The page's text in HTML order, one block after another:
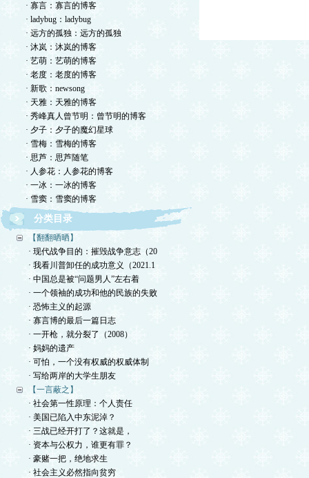
· 寡言：寡言的博客
· ladybug：ladybug
· 远方的孤独：远方的孤独
· 沐岚：沐岚的博客
· 艺萌：艺萌的博客
· 老度：老度的博客
· 新歌：newsong
· 天雅：天雅的博客
· 秀峰真人曾节明：曾节明的博客
· 夕子：夕子的魔幻星球
· 雪梅：雪梅的博客
· 思芦：思芦随笔
· 人参花：人参花的博客
· 一冰：一冰的博客
· 雪窦：雪窦的博客
分类目录
【翻翻晒晒】
· 现代战争目的：摧毁战争意志（20
· 我看川普卸任的成功意义（2021.1
· 中国总是被“问题男人”左右着
· 一个领袖的成功和他的民族的失败
· 恐怖主义的起源
· 寡言博的最后一篇日志
· 一开枪，就分裂了（2008）
· 妈妈的遗产
· 可怕，一个没有权威的权威体制
· 写给两岸的大学生朋友
【一言蔽之】
· 社会第一性原理：个人责任
· 美国已陷入中东泥淖？
· 三战已经开打了？这就是，
· 资本与公权力，谁更有罪？
· 豪赌一把，绝地求生
· 社会主义必然指向贫穷